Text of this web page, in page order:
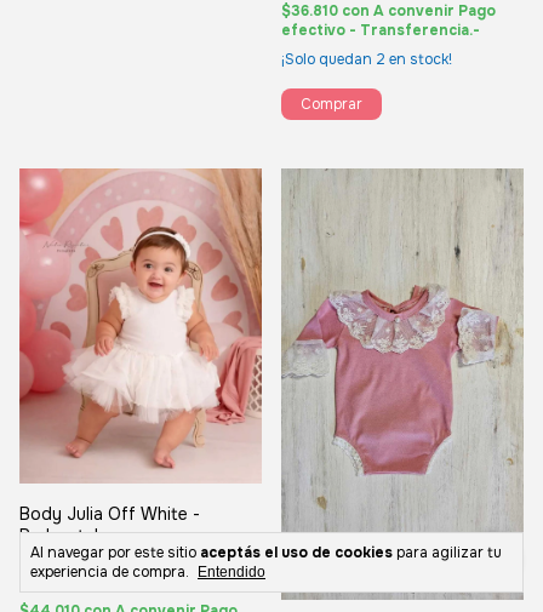
Al navegar por este sitio aceptás el uso de cookies para agilizar tu
experiencia de compra.
Entendido
$36.810 con A convenir Pago
efectivo - Transferencia.-
¡Solo quedan 2 en stock!
Comprar
Body Julia Off White -
Perlas+tul
$48.900